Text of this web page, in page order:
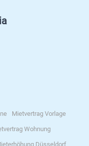
Mietvertrag Vorlage
Wohnung
Düsseldorf